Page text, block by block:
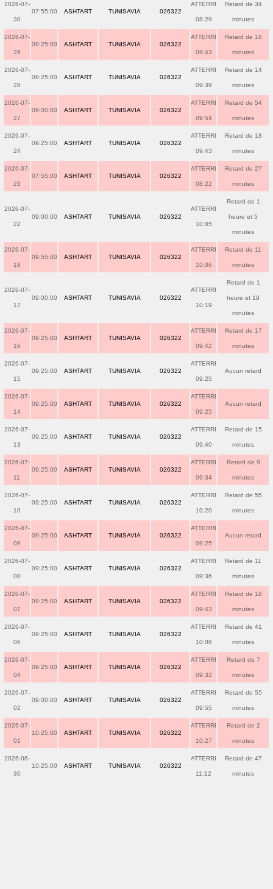
2026-07-
30
07:55:00 ASHTART TUNISAVIA 026322
ATTERRI
08:29
Retard de 34
minutes
2026-07-
29
09:25:00 ASHTART TUNISAVIA 026322
ATTERRI
09:43
Retard de 18
minutes
2026-07-
28
09:25:00 ASHTART TUNISAVIA 026322
ATTERRI
09:39
Retard de 14
minutes
2026-07-
27
09:00:00 ASHTART TUNISAVIA 026322
ATTERRI
09:54
Retard de 54
minutes
2026-07-
24
09:25:00 ASHTART TUNISAVIA 026322
ATTERRI
09:43
Retard de 18
minutes
2026-07-
23
07:55:00 ASHTART TUNISAVIA 026322
ATTERRI
08:22
Retard de 27
minutes
2026-07-
22
09:00:00 ASHTART TUNISAVIA 026322
ATTERRI
10:05
Retard de 1
heure et 5
minutes
2026-07-
18
09:55:00 ASHTART TUNISAVIA 026322
ATTERRI
10:06
Retard de 11
minutes
2026-07-
17
09:00:00 ASHTART TUNISAVIA 026322
ATTERRI
10:19
Retard de 1
heure et 19
minutes
2026-07-
16
09:25:00 ASHTART TUNISAVIA 026322
ATTERRI
09:42
Retard de 17
minutes
2026-07-
15
09:25:00 ASHTART TUNISAVIA 026322
ATTERRI
09:25
Aucun retard
2026-07-
14
09:25:00 ASHTART TUNISAVIA 026322
ATTERRI
09:25
Aucun retard
2026-07-
13
09:25:00 ASHTART TUNISAVIA 026322
ATTERRI
09:40
Retard de 15
minutes
2026-07-
11
09:25:00 ASHTART TUNISAVIA 026322
ATTERRI
09:34
Retard de 9
minutes
2026-07-
10
09:25:00 ASHTART TUNISAVIA 026322
ATTERRI
10:20
Retard de 55
minutes
2026-07-
09
09:25:00 ASHTART TUNISAVIA 026322
ATTERRI
09:25
Aucun retard
2026-07-
08
09:25:00 ASHTART TUNISAVIA 026322
ATTERRI
09:36
Retard de 11
minutes
2026-07-
07
09:25:00 ASHTART TUNISAVIA 026322
ATTERRI
09:43
Retard de 18
minutes
2026-07-
06
09:25:00 ASHTART TUNISAVIA 026322
ATTERRI
10:06
Retard de 41
minutes
2026-07-
04
09:25:00 ASHTART TUNISAVIA 026322
ATTERRI
09:32
Retard de 7
minutes
2026-07-
02
09:00:00 ASHTART TUNISAVIA 026322
ATTERRI
09:55
Retard de 55
minutes
2026-07-
01
10:25:00 ASHTART TUNISAVIA 026322
ATTERRI
10:27
Retard de 2
minutes
2026-06-
30
10:25:00 ASHTART TUNISAVIA 026322
ATTERRI
11:12
Retard de 47
minutes